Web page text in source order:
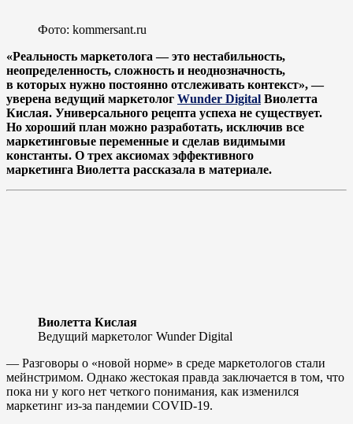
Фото: kommersant.ru
«Реальность маркетолога — это нестабильность,
неопределенность, сложность и неоднозначность,
в которых нужно постоянно отслеживать контекст», —
уверена ведущий маркетолог Wunder Digital Виолетта
Кислая. Универсального рецепта успеха не существует.
Но хороший план можно разработать, исключив все
маркетинговые переменные и сделав видимыми
константы. О трех аксиомах эффективного
маркетинга Виолетта рассказала в материале.
Виолетта Кислая
Ведущий маркетолог Wunder Digital
— Разговоры о «новой норме» в среде маркетологов стали
мейнстримом. Однако жестокая правда заключается в том, что
пока ни у кого нет четкого понимания, как изменился
маркетинг из-за пандемии COVID-19.